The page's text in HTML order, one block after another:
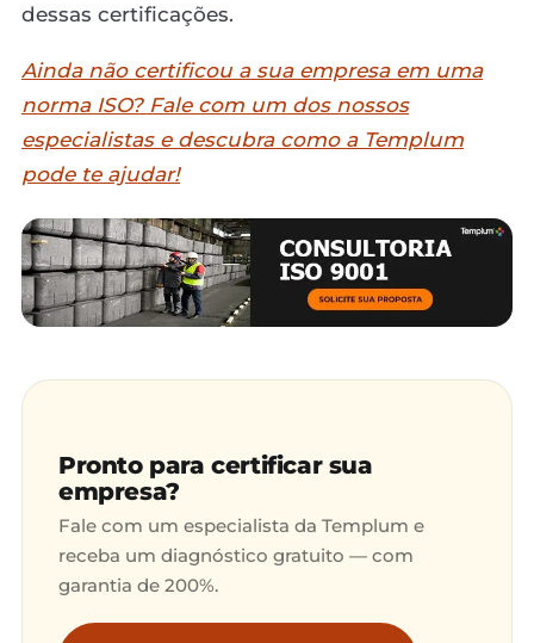
dessas certificações.
Ainda não certificou a sua empresa em uma
norma ISO? Fale com um dos nossos
especialistas e descubra como a Templum
pode te ajudar!
Pronto para certificar sua
empresa?
Fale com um especialista da Templum e
receba um diagnóstico gratuito — com
garantia de 200%.